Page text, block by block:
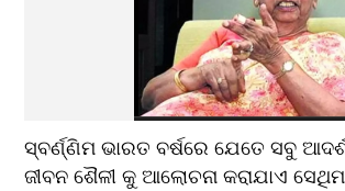
ସ୍ବର୍ଣ୍ଣିମ ଭାରତ ବର୍ଷରେ ଯେତେ ସବୁ
ଜୀବନ ଶୈଳୀ କୁ ଆଲୋଚନା କରାଯାଏ